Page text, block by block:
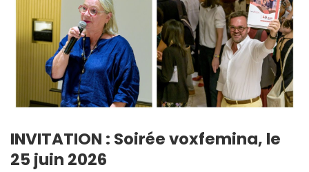
INVITATION : Soirée voxfemina, le
25 juin 2026